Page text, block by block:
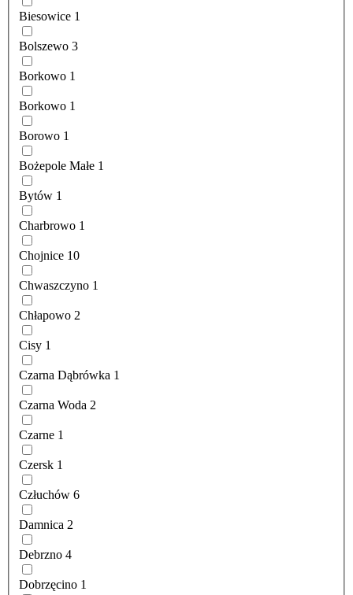
Biesowice 1
Bolszewo 3
Borkowo 1
Borkowo 1
Borowo 1
Bożepole Małe 1
Bytów 1
Charbrowo 1
Chojnice 10
Chwaszczyno 1
Chłapowo 2
Cisy 1
Czarna Dąbrówka 1
Czarna Woda 2
Czarne 1
Czersk 1
Człuchów 6
Damnica 2
Debrzno 4
Dobrzęcino 1